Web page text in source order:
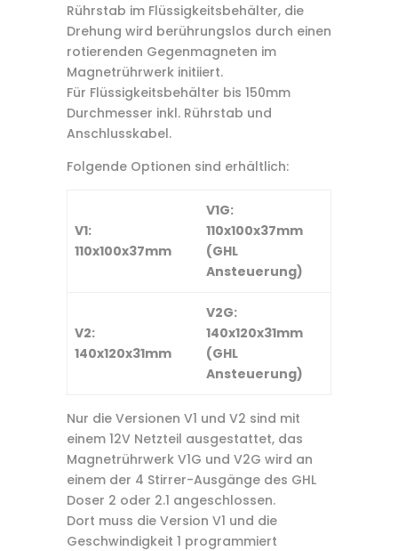
Rührstab im Flüssigkeitsbehälter, die
Drehung wird berührungslos durch einen
rotierenden Gegenmagneten im
Magnetrührwerk initiiert.
Für Flüssigkeitsbehälter bis 150mm
Durchmesser inkl. Rührstab und
Anschlusskabel.
Folgende Optionen sind erhältlich:
V1:
110x100x37mm
V1G:
110x100x37mm
(GHL
Ansteuerung)
V2:
140x120x31mm
V2G:
140x120x31mm
(GHL
Ansteuerung)
Nur die Versionen V1 und V2 sind mit
einem 12V Netzteil ausgestattet, das
Magnetrührwerk V1G und V2G wird an
einem der 4 Stirrer-Ausgänge des GHL
Doser 2 oder 2.1 angeschlossen.
Dort muss die Version V1 und die
Geschwindigkeit 1 programmiert